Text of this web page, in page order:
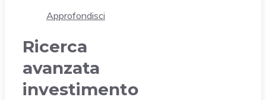
Approfondisci
Ricerca
avanzata
investimento